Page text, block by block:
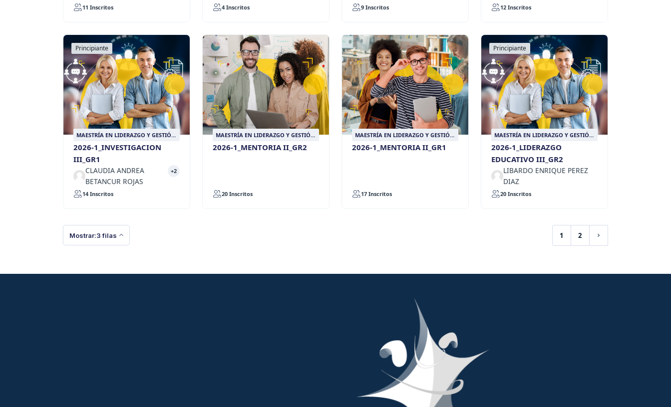
11 Inscritos 4 Inscritos 9 Inscritos 12 Inscritos
Principiante
MAESTRÍA EN LIDERAZGO Y GESTIÓN
2026-1_INVESTIGACION
III_GR1
CLAUDIA ANDREA
BETANCUR ROJAS
+2
14 Inscritos
MAESTRÍA EN LIDERAZGO Y GESTIÓN
2026-1_MENTORIA II_GR2
20 Inscritos
MAESTRÍA EN LIDERAZGO Y GESTIÓN
2026-1_MENTORIA II_GR1
17 Inscritos
Principiante
MAESTRÍA EN LIDERAZGO Y GESTIÓN
2026-1_LIDERAZGO
EDUCATIVO III_GR2
LIBARDO ENRIQUE PEREZ
DIAZ
20 Inscritos
Mostrar:3 filas 1
(current)
2